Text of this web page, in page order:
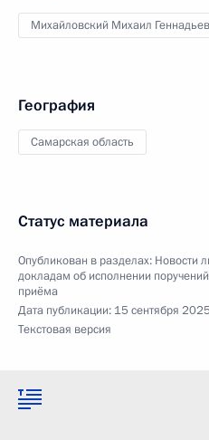
Михайловский Михаил
География
Самарская область
Статус материала
Опубликован в разделах: Новости
докладам об исполнении
приёма
Дата публикации: 15 сентября
Текстовая версия